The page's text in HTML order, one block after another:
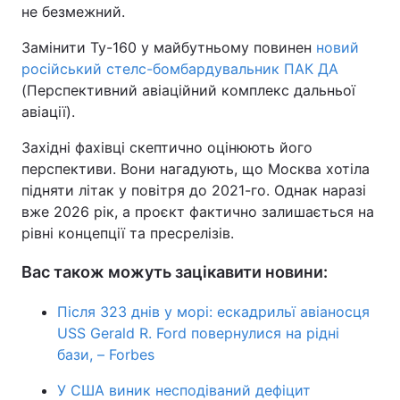
не безмежний.
Замінити Ту-160 у майбутньому повинен новий
російський стелс-бомбардувальник ПАК ДА
(Перспективний авіаційний комплекс дальньої
авіації).
Західні фахівці скептично оцінюють його
перспективи. Вони нагадують, що Москва хотіла
підняти літак у повітря до 2021-го. Однак наразі
вже 2026 рік, а проєкт фактично залишається на
рівні концепції та пресрелізів.
Вас також можуть зацікавити новини:
Після 323 днів у морі: ескадрильї авіаносця
USS Gerald R. Ford повернулися на рідні
бази, – Forbes
У США виник несподіваний дефіцит